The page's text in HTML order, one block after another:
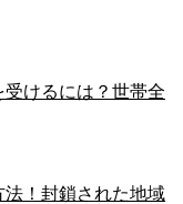
けるには？世帯全
！封鎖された地域